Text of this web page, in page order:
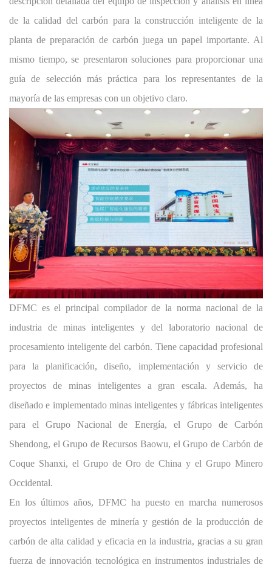
de la calidad del carbón para la construcción inteligente de la
planta de preparación de carbón juega un papel importante. Al
mismo tiempo, se presentaron soluciones para proporcionar una
guía de selección más práctica para los representantes de la
mayoría de las empresas con un objetivo claro.
DFMC es el principal compilador de la norma nacional de la
industria de minas inteligentes y del laboratorio nacional de
procesamiento inteligente del carbón. Tiene capacidad profesional
para la planificación, diseño, implementación y servicio de
proyectos de minas inteligentes a gran escala. Además, ha
diseñado e implementado minas inteligentes y fábricas inteligentes
para el Grupo Nacional de Energía, el Grupo de Carbón
Shendong, el Grupo de Recursos Baowu, el Grupo de Carbón de
Coque Shanxi, el Grupo de Oro de China y el Grupo Minero
Occidental.
En los últimos años, DFMC ha puesto en marcha numerosos
proyectos inteligentes de minería y gestión de la producción de
carbón de alta calidad y eficacia en la industria, gracias a su gran
fuerza de innovación tecnológica en instrumentos industriales de